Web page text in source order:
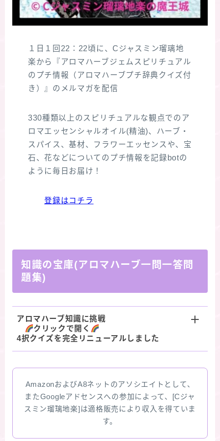
１日１回22：22頃に、Cジャスミン瑠璃地
楽から『アロマハーブジェムスピリチュアル
のプチ情報（アロマハーブプチ辞典クイズ付
き）』のメルマガを配信
330種類以上のスピリチュアルな観点でのア
ロマエッセンシャルオイル(精油)、ハーブ・
スパイス、基材、フラワーエッセンスや、宝
石、花などについてのプチ情報を記録botの
ように毎日お届け！
登録はコチラ
知識の宝庫(アロマハーブ一問一答問
題集)
アロマハーブ知識に挑戦
クリックで開く
4択クイズを完全リニューアルしました
AmazonおよびA8ネットのアソシエイトとして、
またGoogleアドセンスへの参加によって、[Cジャ
スミン瑠璃地楽]は適格販売により収入を得ていま
す。